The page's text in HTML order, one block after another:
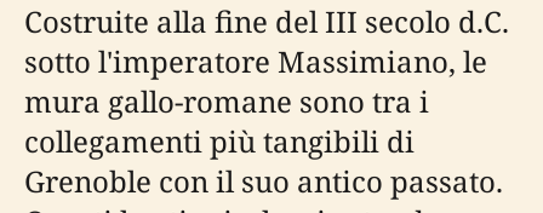
Costruite alla fine del III secolo d.C.
sotto l'imperatore Massimiano, le
mura gallo-romane sono tra i
collegamenti più tangibili di
Grenoble con il suo antico passato.